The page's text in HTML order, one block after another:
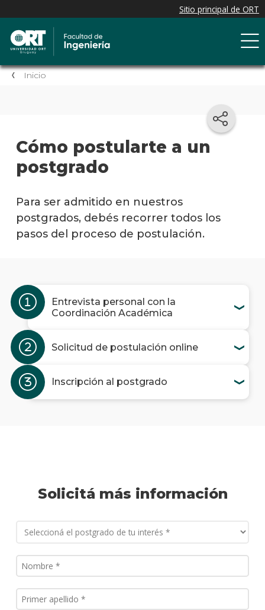
Inicio
Cómo postularte a un
postgrado
Para ser admitido en nuestros
postgrados, debés recorrer todos los
pasos del proceso de postulación.
Entrevista personal con la
Coordinación Académica
Solicitud de postulación online
Inscripción al postgrado
Solicitá más información